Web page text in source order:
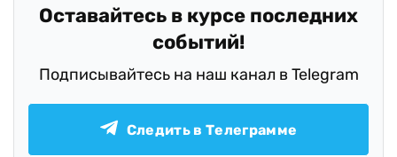
Оставайтесь в курсе последних
событий!
Подписывайтесь на наш канал в Telegram
Следить в Телеграмме